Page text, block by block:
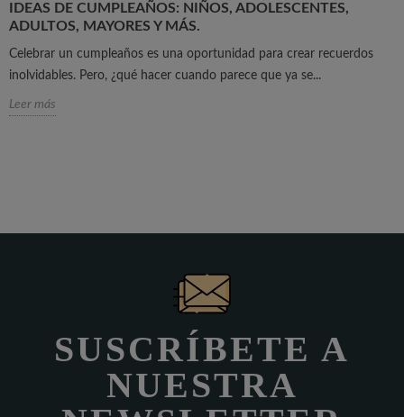
IDEAS DE CUMPLEAÑOS: NIÑOS, ADOLESCENTES,
ADULTOS, MAYORES Y MÁS.
Celebrar un cumpleaños es una oportunidad para crear recuerdos
inolvidables. Pero, ¿qué hacer cuando parece que ya se...
Leer más
SUSCRÍBETE A
NUESTRA